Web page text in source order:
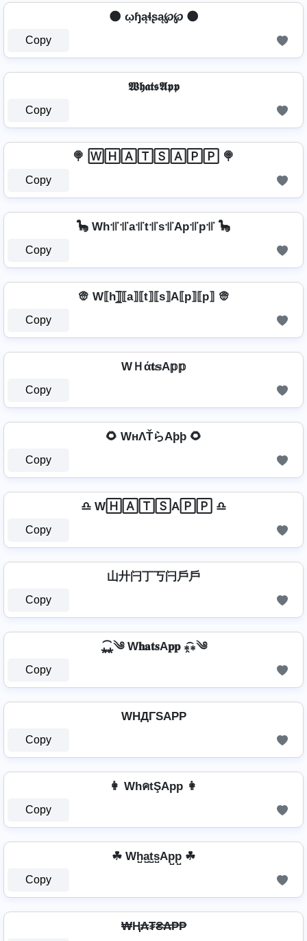
🌑 ῳɧąɬʂą℘℘ 🌑
Copy
𝖂𝖍𝖆𝖙𝖘𝕬𝖕𝖕
Copy
🍭 🅆🄷🄰🅃🅂🄰🄿🄿 🍭
Copy
🦕 Wh꜉꜍꜉꜍a꜉꜍t꜉꜍s꜉꜍Ap꜉꜍p꜉꜍ 🦕
Copy
👳 W⟦h⟧̲̅⟦a⟧⟦t⟧⟦s⟧A⟦p⟧⟦p⟧ 👳
Copy
WＨά𝐭𝕤A𝕡𝕡
Copy
🌻 WнΛŤらAþþ 🌻
Copy
♎ W🄷🄰🅃🅂A🄿🄿 ♎
Copy
山廾闩丁丂闩戶戶
Copy
⁎̯͡⁎༄ W𝐡𝐚𝐭𝐬A𝐩𝐩 ⁎̯͡⁎༄
Copy
WHДΓSAPP
Copy
👩 WhคtŞApp 👩
Copy
☘ Wh̺a̺t̺s̺Ap̺p̺ ☘
Copy
₩Ⱨ₳₮₴₳₱₱